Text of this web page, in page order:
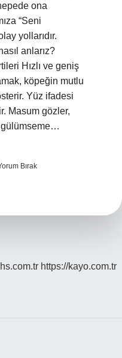
ona
“Seni
yollarıdır.
anlarız?
Hızlı ve geniş
köpeğin mutlu
Yüz ifadesi
Masum gözler,
gülümseme…
Bırak
https://kayo.com.tr